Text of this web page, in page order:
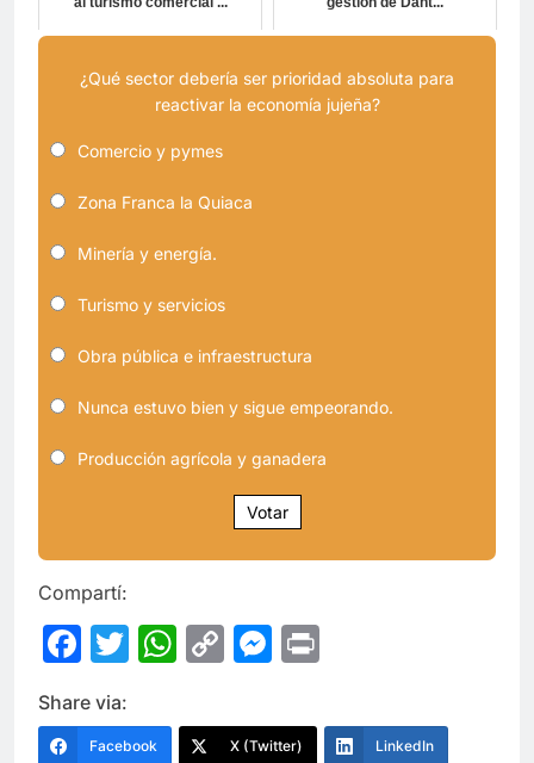
¿Qué sector debería ser prioridad absoluta para
reactivar la economía jujeña?
Comercio y pymes
Zona Franca la Quiaca
Minería y energía.
Turismo y servicios
Obra pública e infraestructura
Nunca estuvo bien y sigue empeorando.
Producción agrícola y ganadera
Votar
Compartí:
Facebook
Twitter
WhatsApp
CopyMessenger
Share via:
Facebook X (Twitter) LinkedIn